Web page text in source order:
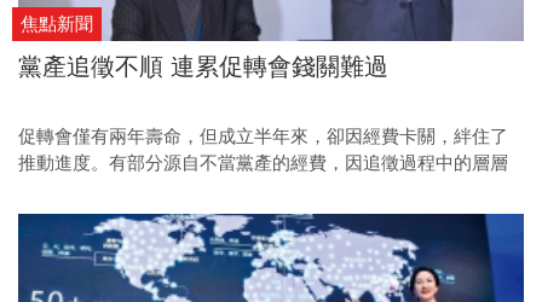
焦點新聞
黨產追徵不順 連累促轉會錢關難過
促轉會僅有兩年壽命，但成立半年來，卻因經費卡關，絆住了
推動進度。有部分源自不當黨產的經費，因追徵過程中的層層